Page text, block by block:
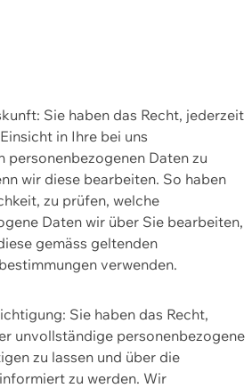
Sie haben das Recht, jederzeit
in Ihre bei uns
personenbezogenen Daten zu
wir diese bearbeiten. So haben
zu prüfen, welche
Daten wir über Sie bearbeiten,
gemäss geltenden
verwenden.
Sie haben das Recht,
unvollständige personenbezogene
zu lassen und über die
zu werden. Wir